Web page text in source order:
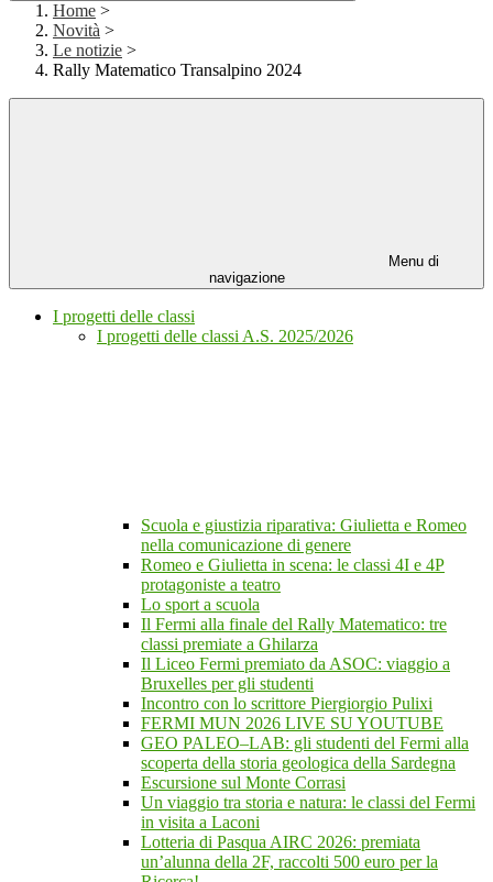
Home >
Novità >
Le notizie >
Rally Matematico Transalpino 2024
Menu di
navigazione
I progetti delle classi
I progetti delle classi A.S. 2025/2026
Scuola e giustizia riparativa: Giulietta e Romeo
nella comunicazione di genere
Romeo e Giulietta in scena: le classi 4I e 4P
protagoniste a teatro
Lo sport a scuola
Il Fermi alla finale del Rally Matematico: tre
classi premiate a Ghilarza
Il Liceo Fermi premiato da ASOC: viaggio a
Bruxelles per gli studenti
Incontro con lo scrittore Piergiorgio Pulixi
FERMI MUN 2026 LIVE SU YOUTUBE
GEO PALEO–LAB: gli studenti del Fermi alla
scoperta della storia geologica della Sardegna
Escursione sul Monte Corrasi
Un viaggio tra storia e natura: le classi del Fermi
in visita a Laconi
Lotteria di Pasqua AIRC 2026: premiata
un’alunna della 2F, raccolti 500 euro per la